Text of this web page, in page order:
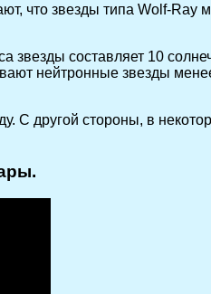
что звезды типа Wolf-Ray
звезды составляет 10
нейтронные звезды
С другой стороны, в